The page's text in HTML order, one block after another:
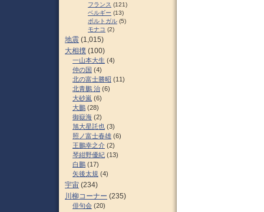
フランス (121)
ベルギー (13)
ポルトガル (5)
モナコ (2)
地震 (1,015)
大相撲 (100)
一山本大生 (4)
仲の国 (4)
北の富士勝昭 (11)
北青鵬 治 (6)
大砂嵐 (6)
大鵬 (28)
御嶽海 (2)
旭大星託也 (3)
照ノ富士春雄 (6)
王鵬幸之介 (2)
琴紺野優紀 (13)
白鵬 (17)
矢後太規 (4)
宇宙 (234)
川柳コーナー (235)
俳句会 (20)